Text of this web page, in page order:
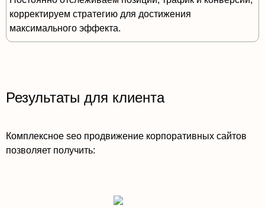
корректируем стратегию для достижения
максимального эффекта.
Результаты для клиента
Комплексное seo продвижение корпоративных сайтов
позволяет получить: